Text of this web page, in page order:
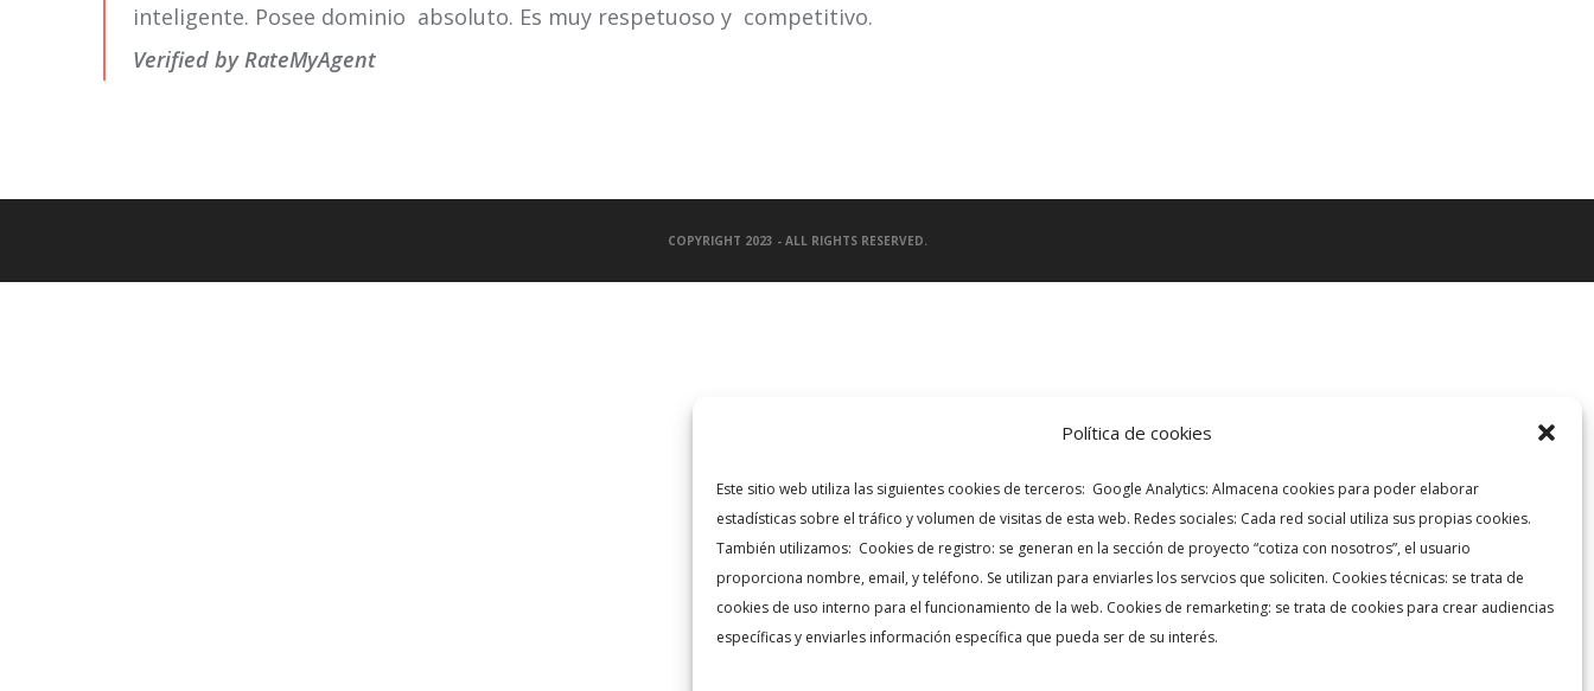
Política de cookies
Este sitio web utiliza las siguientes cookies de terceros: Google Analytics: Almacena cookies para poder elaborar
estadísticas sobre el tráfico y volumen de visitas de esta web. Redes sociales: Cada red social utiliza sus propias cookies.
También utilizamos: Cookies de registro: se generan en la sección de proyecto “cotiza con nosotros”, el usuario
proporciona nombre, email, y teléfono. Se utilizan para enviarles los servcios que soliciten. Cookies técnicas: se trata de
cookies de uso interno para el funcionamiento de la web. Cookies de remarketing: se trata de cookies para crear audiencias
específicas y enviarles información específica que pueda ser de su interés.
inteligente. Posee dominio absoluto. Es muy respetuoso y competitivo.
Verified by RateMyAgent
COPYRIGHT 2023 - ALL RIGHTS RESERVED.